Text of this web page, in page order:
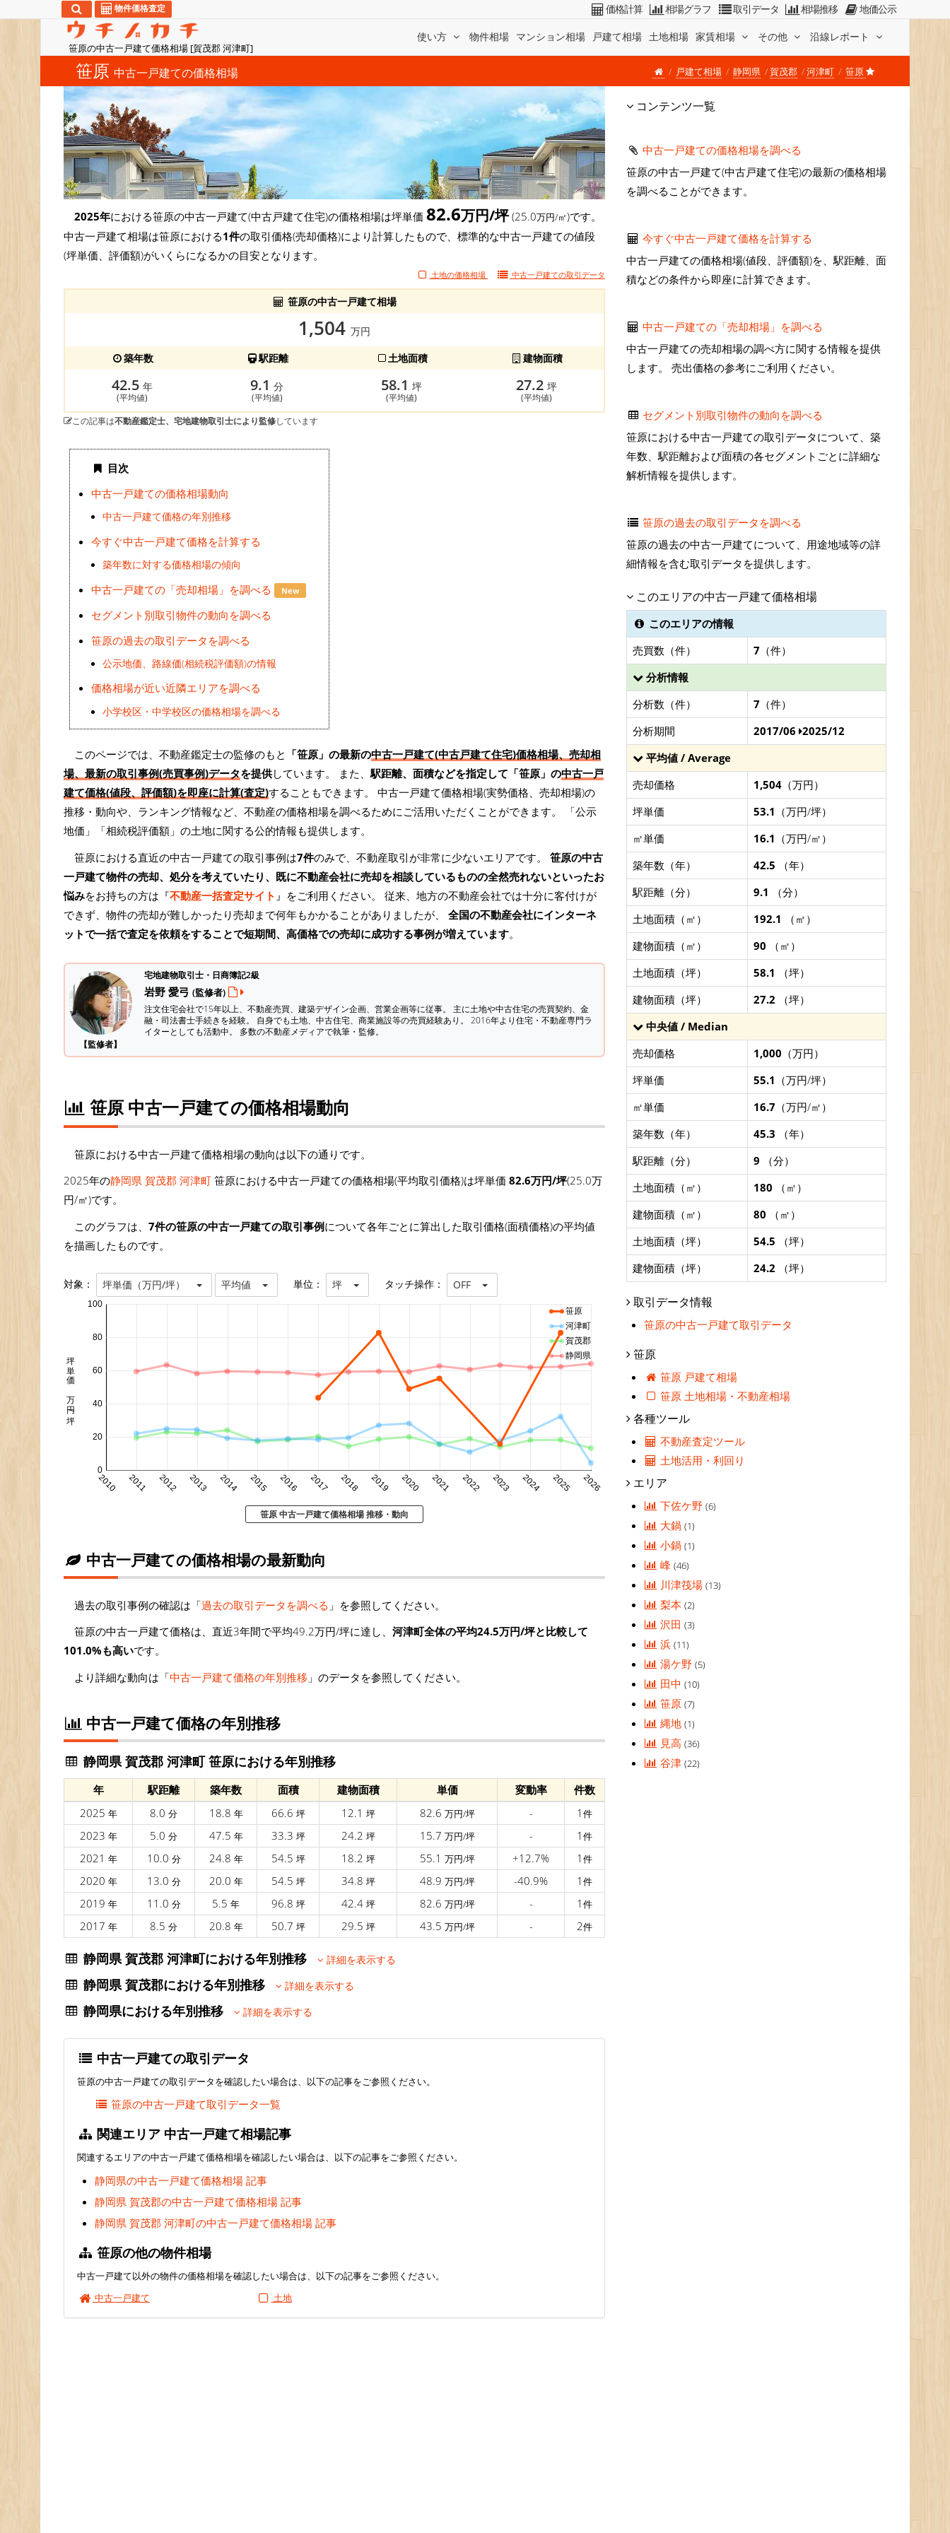
笹原の中古一戸建て価格相場 [賀茂郡 河津町]
使い方 物件相場 マンション相場 戸建て相場 土地相場 家賃相場 その他 沿線レポート
物件価格査定 価格計算 相場グラフ 取引データ 相場推移 地価公示
笹原 中古一戸建ての価格相場 戸建て相場 静岡県 賀茂郡 河津町 笹原
2025年における笹原の中古一戸建て(中古戸建て住宅)の価格相場は坪単価 82.6万円/坪(25.0万円/㎡)です。
中古一戸建て相場は笹原における1件の取引価格(売却価格)により計算したもので、標準的な中古一戸建ての値段
(坪単価、評価額)がいくらになるかの目安となります。
土地の価格相場 中古一戸建ての取引データ
笹原の中古一戸建て相場
1,504 万円
築年数
駅距離 土地面積 建物面積
42.5年
(平均値)
9.1分
(平均値)
58.1坪
(平均値)
27.2 坪
(平均値)
この記事は不動産鑑定士、宅地建物取引士により監修しています
目次
中古一戸建ての価格相場動向
中古一戸建て価格の年別推移
今すぐ中古一戸建て価格を計算する
築年数に対する価格相場の傾向
中古一戸建ての「売却相場」を調べる New
セグメント別取引物件の動向を調べる
笹原の過去の取引データを調べる
公示地価、路線価(相続税評価額)の情報
価格相場が近い近隣エリアを調べる
小学校区・中学校区の価格相場を調べる
このページでは、不動産鑑定士の監修のもと 「笹原」の最新の中古一戸建て(中古戸建て住宅)価格相場、売却相
場、最新の取引事例(売買事例)データを提供しています。 また、駅距離、面積などを指定して「笹原」の中古一戸
建て価格(値段、評価額)を即座に計算(査定)することもできます。 中古一戸建て価格相場(実勢価格、売却相場)の
推移・動向や、ランキング情報など、不動産の価格相場を調べるためにご活用いただくことができます。
「公示
地価」「相続税評価額」の土地に関する公的情報も提供します。
笹原における直近の中古一戸建ての取引事例は7件のみで、不動産取引が非常に少ないエリアです。 笹原の中古
一戸建て物件の売却、処分を考えていたり、既に不動産会社に売却を相談しているものの全然売れないといったお
悩みをお持ちの方は『不動産一括査定サイト 』をご利用ください。 従来、地方の不動産会社では十分に客付けが
できず、物件の売却が難しかったり売却まで何年もかかることがありましたが、 全国の不動産会社にインターネ
ットで一括で査定を依頼をすることで短期間、高価格での売却に成功する事例が増えています。
【監修者】
宅地建物取引士・日商簿記2級
岩野 愛弓 (監修者)
注文住宅会社で15年以上、不動産売買、建築デザイン企画、営業企画等に従事。 主に土地や中古住宅の売買契約、金
融・司法書士手続きを経験。 自身でも土地、中古住宅、商業施設等の売買経験あり。 2016年より住宅・不動産専門ラ
イターとしても活動中。 多数の不動産メディアで執筆・監修。
笹原 中古一戸建ての価格相場動向
笹原における中古一戸建て価格相場の動向は以下の通りです。
2025年の静岡県 賀茂郡 河津町 笹原における中古一戸建ての価格相場(平均取引価格)は坪単価 82.6万円/坪(25.0万
円/㎡)です。
このグラフは、 7件の笹原の中古一戸建ての取引事例について各年ごとに算出した取引価格(面積価格)の平均値
を描画したものです。
対象： 坪単価（万円/坪） 平均値 単位： 坪 タッチ操作： OFF
2010 2011 2012 2013 2014 2015 2016 2017 2018 2019 2020 2021 2022 2023 2024 2025 2026
0
20
40
60
80
100
坪単価 万円/坪
笹原
河津町
賀茂郡
静岡県
笹原 中古一戸建て価格相場 推移・動向
中古一戸建ての価格相場の最新動向
過去の取引事例の確認は「過去の取引データを調べる 」を参照してください。
笹原の中古一戸建て価格は、直近3年間で平均49.2万円/坪に達し、 河津町全体の平均24.5万円/坪と比較して
101.0%も高いです。
より詳細な動向は「中古一戸建て価格の年別推移 」のデータを参照してください。
中古一戸建て価格の年別推移
静岡県 賀茂郡 河津町 笹原における年別推移
年 駅距離 築年数 面積 建物面積 単価 変動率
件数
2025 年 8.0 分 18.8 年 66.6 坪 12.1 坪 82.6 万円/坪 - 1 件
2023 年 5.0 分 47.5 年 33.3 坪 24.2 坪 15.7 万円/坪 - 1 件
2021 年 10.0 分 24.8 年 54.5 坪 18.2 坪 55.1 万円/坪 +12.7% 1 件
2020 年 13.0 分 20.0 年 54.5 坪 34.8 坪 48.9 万円/坪 -40.9% 1 件
2019 年 11.0 分 5.5 年 96.8 坪 42.4 坪 82.6 万円/坪 - 1 件
2017 年 8.5 分 20.8 年 50.7 坪 29.5 坪 43.5 万円/坪 - 2件
静岡県 賀茂郡 河津町における年別推移 詳細を表示する
静岡県 賀茂郡における年別推移 詳細を表示する
静岡県における年別推移 詳細を表示する
中古一戸建ての取引データ
笹原の中古一戸建ての取引データを確認したい場合は、以下の記事をご参照ください。
笹原の中古一戸建て取引データ一覧
関連エリア 中古一戸建て相場記事
関連するエリアの中古一戸建て価格相場を確認したい場合は、以下の記事をご参照ください。
静岡県の中古一戸建て価格相場 記事
静岡県 賀茂郡の中古一戸建て価格相場 記事
静岡県 賀茂郡 河津町の中古一戸建て価格相場 記事
笹原の他の物件相場
中古一戸建て以外の物件の価格相場を確認したい場合は、以下の記事をご参照ください。
中古一戸建て
土地
コンテンツ一覧
中古一戸建ての価格相場を調べる
笹原の中古一戸建て(中古戸建て住宅)の最新の価格相場
を調べることができます。
今すぐ中古一戸建て価格を計算する
中古一戸建ての価格相場(値段、評価額)を、駅距離、面
積などの条件から即座に計算できます。
中古一戸建ての「売却相場」を調べる
中古一戸建ての売却相場の調べ方に関する情報を提供
します。 売出価格の参考にご利用ください。
セグメント別取引物件の動向を調べる
笹原における中古一戸建ての取引データについて、築
年数、駅距離および面積の各セグメントごとに詳細な
解析情報を提供します。
笹原の過去の取引データを調べる
笹原の過去の中古一戸建てについて、用途地域等の詳
細情報を含む取引データを提供します。
このエリアの中古一戸建て価格相場
このエリアの情報
売買数（件）
7 （件）
分析情報
分析数（件）
7 （件）
分析期間
2017/06 2025/12
平均値 / Average
売却価格
1,504 （万円）
坪単価
53.1 （万円/坪）
㎡単価
16.1 （万円/㎡）
築年数（年）
42.5 （年）
駅距離（分）
9.1 （分）
土地面積（㎡）
192.1 （㎡）
建物面積（㎡）
90 （㎡）
土地面積（坪）
58.1 （坪）
建物面積（坪）
27.2 （坪）
中央値 / Median
売却価格
1,000 （万円）
坪単価
55.1 （万円/坪）
㎡単価
16.7 （万円/㎡）
築年数（年）
45.3 （年）
駅距離（分）
9 （分）
土地面積（㎡）
180 （㎡）
建物面積（㎡）
80 （㎡）
土地面積（坪）
54.5 （坪）
建物面積（坪）
24.2 （坪）
取引データ情報
笹原の中古一戸建て取引データ
笹原
笹原 戸建て相場
笹原 土地相場・不動産相場
各種ツール
不動産査定ツール
土地活用・利回り
エリア
下佐ケ野(6)
大鍋(1)
小鍋(1)
峰(46)
川津筏場(13)
梨本(2)
沢田(3)
浜(11)
湯ケ野(5)
田中(10)
笹原(7)
縄地(1)
見高(36)
谷津(22)